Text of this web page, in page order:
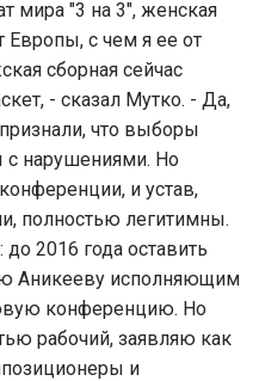
мира "3 на 3", женская
с чем я ее от
сборная сейчас
- сказал Мутко. - Да,
что выборы
с нарушениями. Но
и устав,
полностью легитимны.
2016 года оставить
Аникееву исполняющим
конференцию. Но
рабочий, заявляю как
и